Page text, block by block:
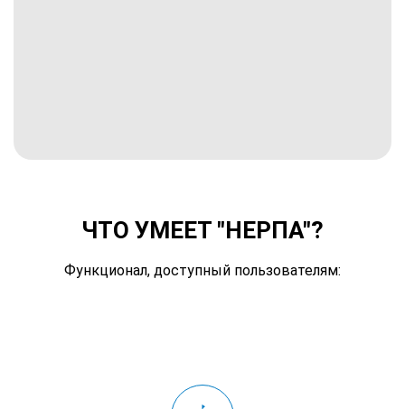
ЧТО УМЕЕТ "НЕРПА"?
Функционал, доступный пользователям: